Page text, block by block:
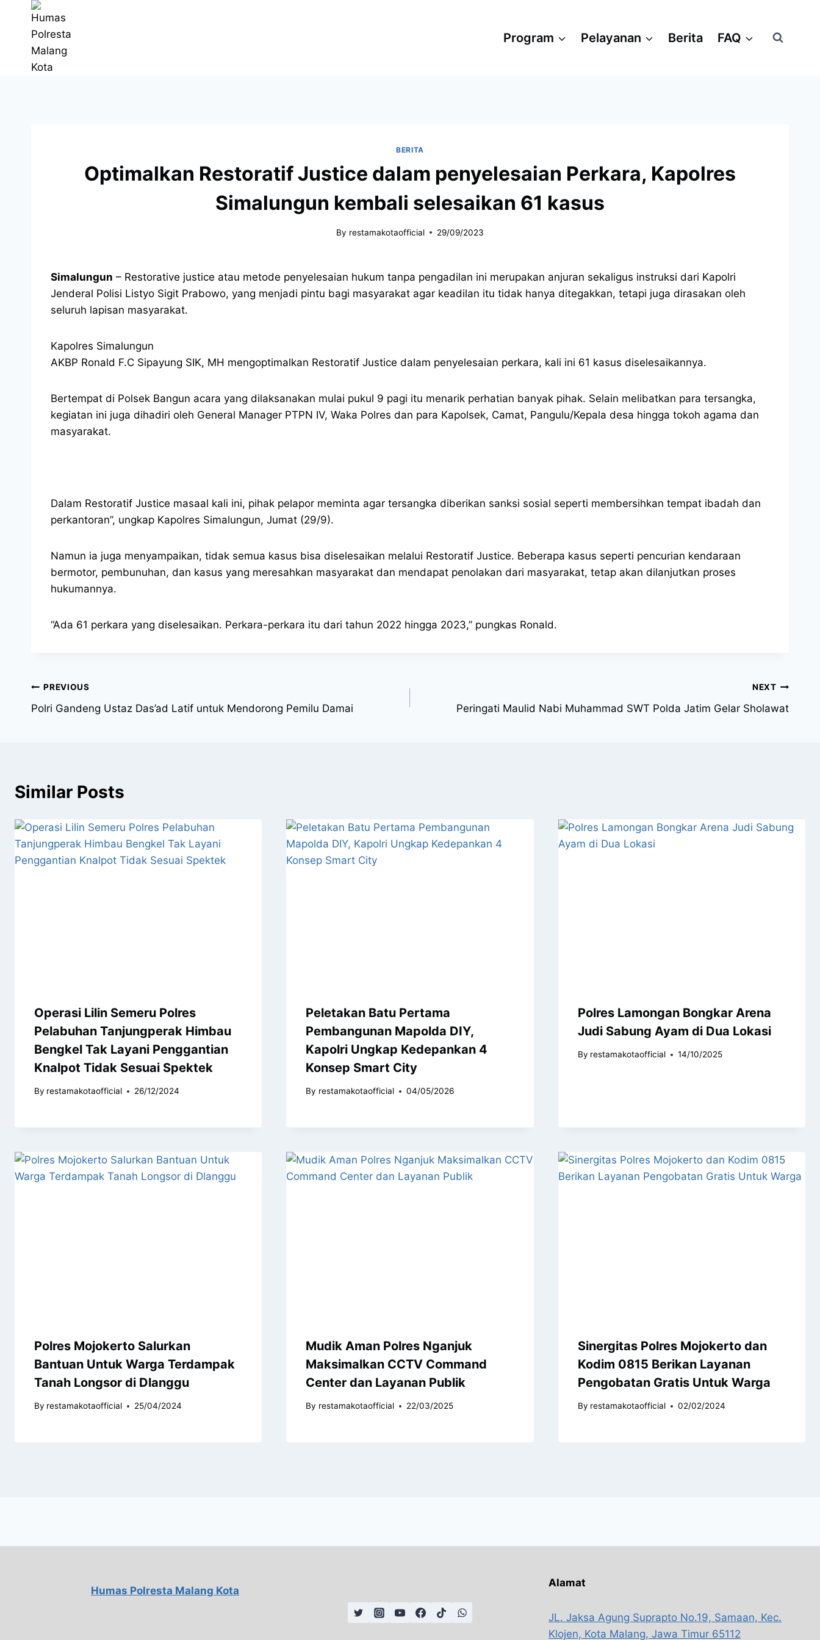
Program Pelayanan Berita FAQ
BERITA
Optimalkan Restoratif Justice dalam penyelesaian Perkara, Kapolres
Simalungun kembali selesaikan 61 kasus
By restamakotaofficial 29/09/2023
Simalungun – Restorative justice atau metode penyelesaian hukum tanpa pengadilan ini merupakan anjuran sekaligus instruksi dari Kapolri
Jenderal Polisi Listyo Sigit Prabowo, yang menjadi pintu bagi masyarakat agar keadilan itu tidak hanya ditegakkan, tetapi juga dirasakan oleh
seluruh lapisan masyarakat.
Kapolres Simalungun
AKBP Ronald F.C Sipayung SIK, MH mengoptimalkan Restoratif Justice dalam penyelesaian perkara, kali ini 61 kasus diselesaikannya.
Bertempat di Polsek Bangun acara yang dilaksanakan mulai pukul 9 pagi itu menarik perhatian banyak pihak. Selain melibatkan para tersangka,
kegiatan ini juga dihadiri oleh General Manager PTPN IV, Waka Polres dan para Kapolsek, Camat, Pangulu/Kepala desa hingga tokoh agama dan
masyarakat.
Dalam Restoratif Justice masaal kali ini, pihak pelapor meminta agar tersangka diberikan sanksi sosial seperti membersihkan tempat ibadah dan
perkantoran”, ungkap Kapolres Simalungun, Jumat (29/9).
Namun ia juga menyampaikan, tidak semua kasus bisa diselesaikan melalui Restoratif Justice. Beberapa kasus seperti pencurian kendaraan
bermotor, pembunuhan, dan kasus yang meresahkan masyarakat dan mendapat penolakan dari masyarakat, tetap akan dilanjutkan proses
hukumannya.
“Ada 61 perkara yang diselesaikan. Perkara-perkara itu dari tahun 2022 hingga 2023,” pungkas Ronald.
PREVIOUS
Polri Gandeng Ustaz Das’ad Latif untuk Mendorong Pemilu Damai
NEXT
Peringati Maulid Nabi Muhammad SWT Polda Jatim Gelar Sholawat
Similar Posts
Operasi Lilin Semeru Polres
Pelabuhan Tanjungperak Himbau
Bengkel Tak Layani Penggantian
Knalpot Tidak Sesuai Spektek
By restamakotaofficial 26/12/2024
Peletakan Batu Pertama
Pembangunan Mapolda DIY,
Kapolri Ungkap Kedepankan 4
Konsep Smart City
By restamakotaofficial 04/05/2026
Polres Lamongan Bongkar Arena
Judi Sabung Ayam di Dua Lokasi
By restamakotaofficial 14/10/2025
Polres Mojokerto Salurkan
Bantuan Untuk Warga Terdampak
Tanah Longsor di Dlanggu
By restamakotaofficial 25/04/2024
Mudik Aman Polres Nganjuk
Maksimalkan CCTV Command
Center dan Layanan Publik
By restamakotaofficial 22/03/2025
Sinergitas Polres Mojokerto dan
Kodim 0815 Berikan Layanan
Pengobatan Gratis Untuk Warga
By restamakotaofficial 02/02/2024
Humas Polresta Malang Kota
Alamat
JL. Jaksa Agung Suprapto No.19, Samaan, Kec.
Klojen, Kota Malang, Jawa Timur 65112